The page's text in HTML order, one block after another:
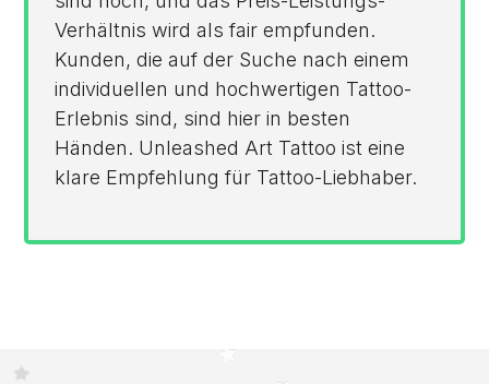
Verhältnis wird als fair empfunden.
Kunden, die auf der Suche nach einem
individuellen und hochwertigen Tattoo-
Erlebnis sind, sind hier in besten
Händen. Unleashed Art Tattoo ist eine
klare Empfehlung für Tattoo-Liebhaber.